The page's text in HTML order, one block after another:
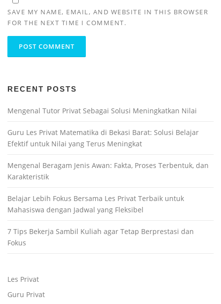
SAVE MY NAME, EMAIL, AND WEBSITE IN THIS BROWSER
FOR THE NEXT TIME I COMMENT.
RECENT POSTS
Mengenal Tutor Privat Sebagai Solusi Meningkatkan Nilai
Guru Les Privat Matematika di Bekasi Barat: Solusi Belajar
Efektif untuk Nilai yang Terus Meningkat
Mengenal Beragam Jenis Awan: Fakta, Proses Terbentuk, dan
Karakteristik
Belajar Lebih Fokus Bersama Les Privat Terbaik untuk
Mahasiswa dengan Jadwal yang Fleksibel
7 Tips Bekerja Sambil Kuliah agar Tetap Berprestasi dan
Fokus
Les Privat
Guru Privat